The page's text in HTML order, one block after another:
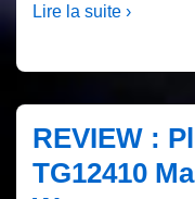
Lire la suite ›
REVIEW :
TG12410